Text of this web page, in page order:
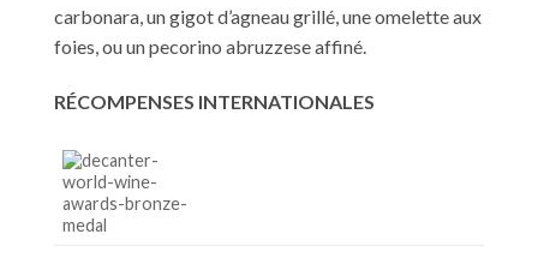
carbonara, un gigot d’agneau grillé, une omelette aux
foies, ou un pecorino abruzzese affiné.
RÉCOMPENSES INTERNATIONALES